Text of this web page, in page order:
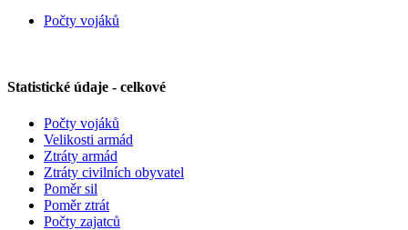
Počty vojáků
Statistické údaje - celkové
Počty vojáků
Velikosti armád
Ztráty armád
Ztráty civilních obyvatel
Poměr sil
Poměr ztrát
Počty zajatců